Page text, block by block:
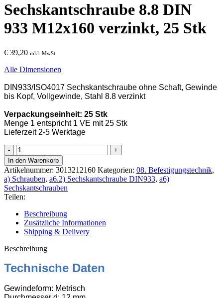
Sechskantschraube 8.8 DIN
933 M12x160 verzinkt, 25 Stk
€ 39,20 inkl. MwSt
Alle Dimensionen
DIN933/ISO4017 Sechskantschraube ohne Schaft, Gewinde
bis Kopf, Vollgewinde, Stahl 8.8 verzinkt
Verpackungseinheit: 25 Stk
Menge 1 entspricht 1 VE mit 25 Stk
Lieferzeit 2-5 Werktage
Sechskantschraube
8.8
DIN
933
M12x160
verzinkt,
25
Stk
Menge
In den Warenkorb
Artikelnummer: 3013212160 Kategorien: 08. Befestigungstechnik,
a) Schrauben, a6.2) Sechskantschraube DIN933, a6)
Sechskantschrauben
Teilen:
Beschreibung
Zusätzliche Informationen
Shipping & Delivery
Beschreibung
Technische Daten
Gewindeform: Metrisch